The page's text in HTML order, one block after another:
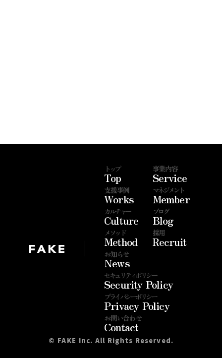
|
トップ
Top
事業内容
Service
支援事例
Works
マネジメント
Member
カルチャー
Culture
ブログ
Blog
メソッド
Method
採用
Recruit
お知らせ
News
セキュリティポリシー
Security Policy
プライバシーポリシー
Privacy Policy
お問い合わせ
Contact
©︎ FAKE Inc. All Rights Reserved.